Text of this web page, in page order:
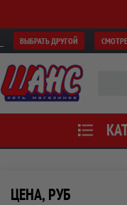
ВЫБРАТЬ ДРУГОЙ
ЦЕНА, РУБ